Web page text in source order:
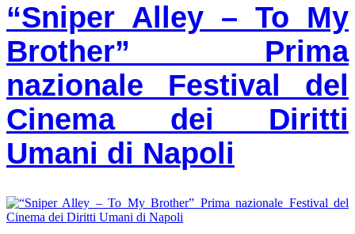
“Sniper Alley – To My
Brother” Prima
nazionale Festival del
Cinema dei Diritti
Umani di Napoli